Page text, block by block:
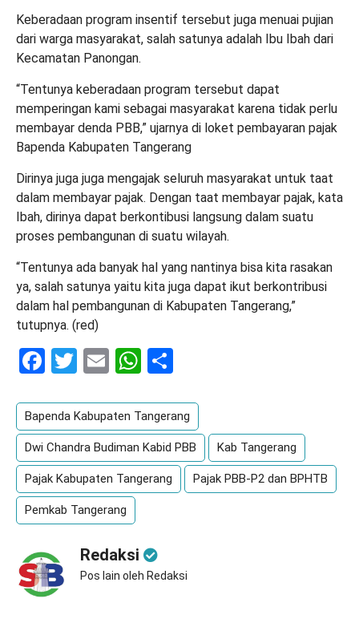
Keberadaan program insentif tersebut juga menuai pujian
dari warga masyarakat, salah satunya adalah Ibu Ibah dari
Kecamatan Panongan.
“Tentunya keberadaan program tersebut dapat
memperingan kami sebagai masyarakat karena tidak perlu
membayar denda PBB,” ujarnya di loket pembayaran pajak
Bapenda Kabupaten Tangerang
Dirinya juga juga mengajak seluruh masyarakat untuk taat
dalam membayar pajak. Dengan taat membayar pajak, kata
Ibah, dirinya dapat berkontibusi langsung dalam suatu
proses pembangunan di suatu wilayah.
“Tentunya ada banyak hal yang nantinya bisa kita rasakan
ya, salah satunya yaitu kita juga dapat ikut berkontribusi
dalam hal pembangunan di Kabupaten Tangerang,”
tutupnya. (red)
Facebook
Twitter
EmailWhatsApp
Bapenda Kabupaten Tangerang
Dwi Chandra Budiman Kabid PBB Kab Tangerang
Pajak Kabupaten Tangerang Pajak PBB-P2 dan BPHTB
Pemkab Tangerang
Redaksi
Pos lain oleh Redaksi